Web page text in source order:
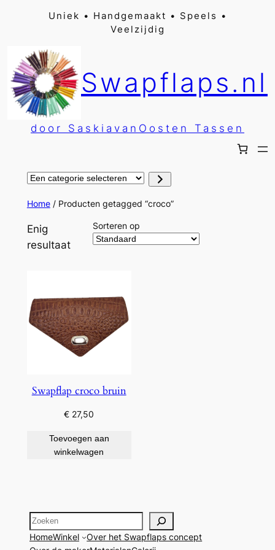
inhoud
Uniek • Handgemaakt • Speels •
Veelzijdig
Swapflaps.nl
door SaskiavanOosten Tassen
Een
categorie
Home/ Producten getagged “croco”
Enig
resultaat
Sorteren op
Swapflap croco bruin
€ 27,50
Toevoegen aan
winkelwagen
Zoeken
HomeWinkel
Over het Swapflaps concept